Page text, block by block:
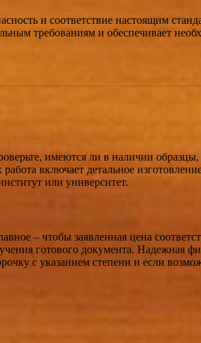
и соответствие настоящим
требованиям и обеспечивает
имеются ли в наличии
включает детальное
или университет.
– чтобы заявленная цена
готового документа. Надежная
с указанием степени и если